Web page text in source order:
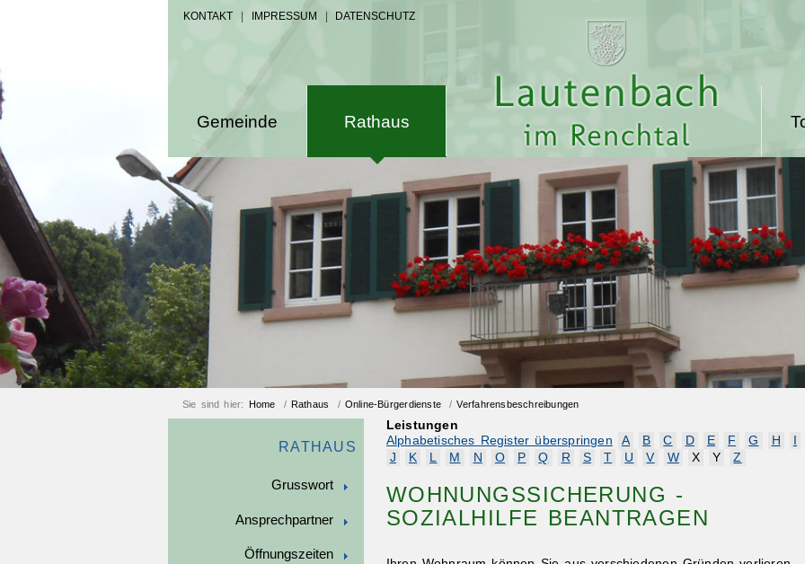
KONTAKT IMPRESSUM DATENSCHUTZ
Gemeinde Rathaus
Sie sind hier: Home / Rathaus / Online-Bürgerdienste /Verfahrensbeschreibungen
RATHAUS
Grusswort
Ansprechpartner
Öffnungszeiten
Leistungen
Alphabetisches Register überspringen
A B C D E F G H
J
K L M N O P Q R S T U V W X Y Z
WOHNUNGSSICHERUNG -
SOZIALHILFE BEANTRAGEN